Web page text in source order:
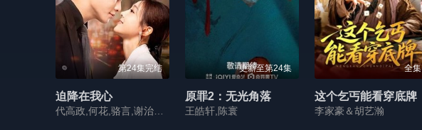
第24集完结
迫降在我心
更新至第24集
原罪2：无光角落
王皓轩,陈寰
全集
这个乞丐能看穿底牌
李家豪＆胡艺瀚